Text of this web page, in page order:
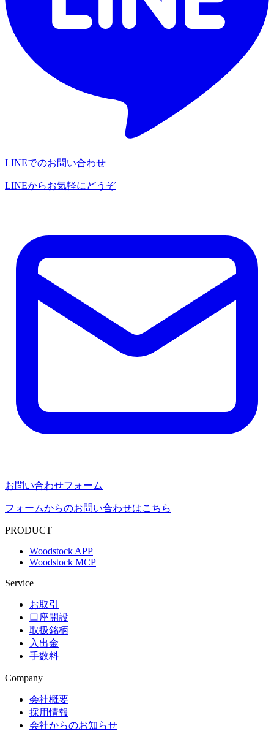
LINEでのお問い合わせ
LINEからお気軽にどうぞ
お問い合わせフォーム
フォームからのお問い合わせはこちら
PRODUCT
Woodstock APP
Woodstock MCP
Service
お取引
口座開設
取扱銘柄
入出金
手数料
Company
会社概要
採用情報
会社からのお知らせ